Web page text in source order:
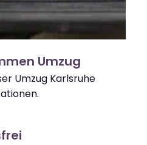
Umzug
Umzug Karlsruhe